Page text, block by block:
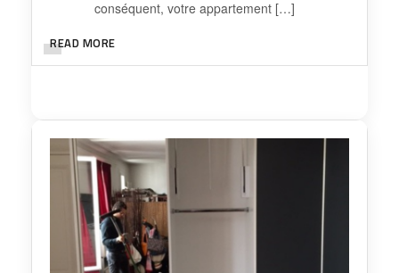
conséquent, votre appartement […]
READ MORE